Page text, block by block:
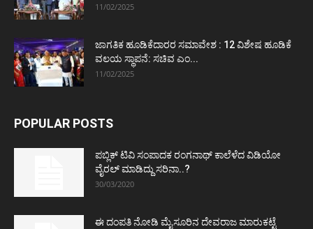
11/02/2025
ಜಾಗತಿಕ ಹೂಡಿಕೆದಾರರ ಸಮಾವೇಶ : 12 ವಿಶೇಷ ಹೂಡಿಕೆ
ವಲಯ ಸ್ಥಾಪನೆ: ಸಚಿವ ಎಂ...
11/02/2025
POPULAR POSTS
ಪಬ್ಲಿಕ್ ಟಿವಿ ಸಂಪಾದಕ ರಂಗನಾಥ್ ಕಾಲೆಳೆದ ವಿಡಿಯೋ
ವೈರಲ್ ಮಾಡಿದ್ದು ಸರಿನಾ..?
30/03/2020
ಈ ದಂಪತಿ ನೋಡಿ ಮೈಸೂರಿನ ದೇವರಾಜ ಮಾರುಕಟ್ಟೆ